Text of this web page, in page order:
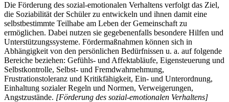
Die Förderung des sozial-emotionalen Verhaltens verfolgt das Ziel,
die Soziabilität der Schüler zu entwickeln und ihnen damit eine
selbstbestimmte Teilhabe am Leben der Gemeinschaft zu
ermöglichen. Dabei nutzen sie gegebenenfalls besondere Hilfen und
Unterstützungssysteme. Fördermaßnahmen können sich in
Abhängigkeit von den persönlichen Bedürfnissen u. a. auf folgende
Bereiche beziehen: Gefühls- und Affektabläufe, Eigensteuerung und
Selbstkontrolle, Selbst- und Fremdwahrnehmung,
Frustrationstoleranz und Kritikfähigkeit, Ein- und Unterordnung,
Einhaltung sozialer Regeln und Normen, Verweigerungen,
Angstzustände. [Förderung des sozial-emotionalen Verhaltens]